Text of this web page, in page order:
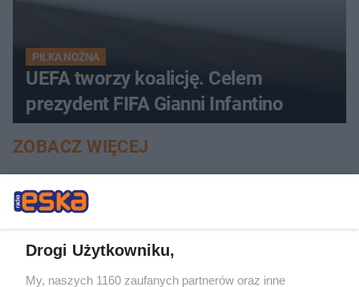
PIŁKA NOŻNA
UEFA tworzy koalicję. Celem
prezydent FIFA Gianni Infantino
ZOBACZ WIĘCEJ
Drogi Użytkowniku,
My, naszych 1160 zaufanych partnerów oraz inne